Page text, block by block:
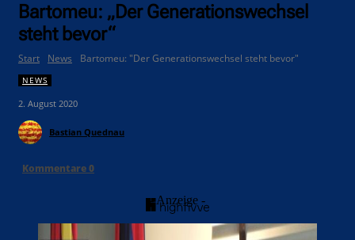
Bartomeu: „Der Generationswechsel
steht bevor“
Start News Bartomeu: "Der Generationswechsel steht bevor"
NEWS
2. August 2020
Bastian Quednau
Kommentare0
- Anzeige -